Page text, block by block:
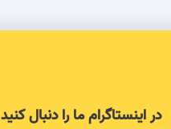
در اینستاگرام ما را دنبال کنید